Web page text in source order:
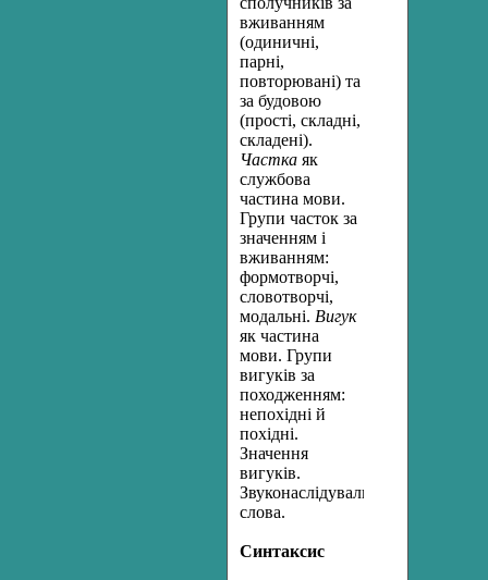
вживанням
(одиничні,
парні,
повторювані) та
за будовою
(прості, складні,
складені).
Частка як
службова
частина мови.
Групи часток за
значенням і
вживанням:
формотворчі,
словотворчі,
модальні. Вигук
як частина
мови. Групи
вигуків за
походженням:
непохідні й
похідні.
Значення
вигуків.
Звуконаслідувальні
слова.
Синтаксис